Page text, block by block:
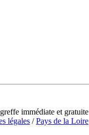
immédiate et gratuite
légales /Pays de la Loire